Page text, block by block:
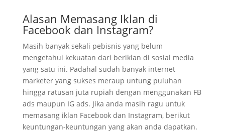
Alasan Memasang Iklan di
Facebook dan Instagram?
Masih banyak sekali pebisnis yang belum
mengetahui kekuatan dari beriklan di sosial media
yang satu ini. Padahal sudah banyak internet
marketer yang sukses meraup untung puluhan
hingga ratusan juta rupiah dengan menggunakan FB
ads maupun IG ads. Jika anda masih ragu untuk
memasang iklan Facebook dan Instagram, berikut
keuntungan-keuntungan yang akan anda dapatkan.